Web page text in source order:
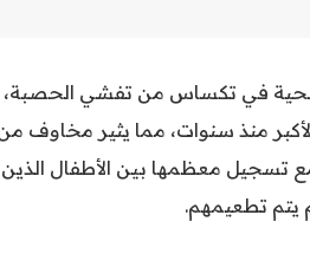
منذ سنوات، مما يثير مخاوف
معظمها بين الأطفال الذين
يتم تطعيمهم.